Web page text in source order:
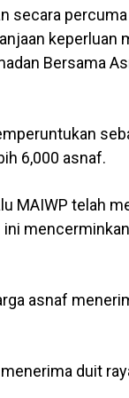
secara
keperluan
Bersama
6,000 asnaf.
MAIWP telah
asnaf
duit